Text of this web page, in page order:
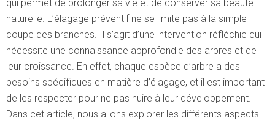
qui permet de prolonger sa vie et de conserver sa beauté
naturelle. L’élagage préventif ne se limite pas à la simple
coupe des branches. Il s’agit d’une intervention réfléchie qui
nécessite une connaissance approfondie des arbres et de
leur croissance. En effet, chaque espèce d’arbre a des
besoins spécifiques en matière d’élagage, et il est important
de les respecter pour ne pas nuire à leur développement.
Dans cet article, nous allons explorer les différents aspects